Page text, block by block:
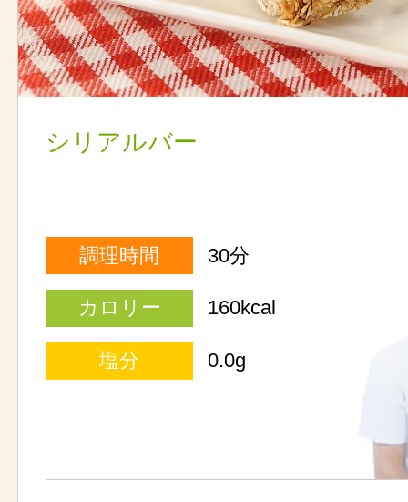
シリアルバー
調理時間 30分
カロリー 160kcal
塩分 0.0g